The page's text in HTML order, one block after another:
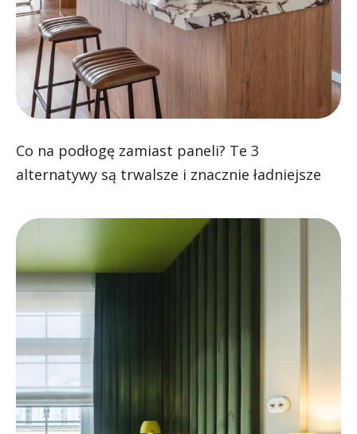
Co na podłogę zamiast paneli? Te 3
alternatywy są trwalsze i znacznie ładniejsze